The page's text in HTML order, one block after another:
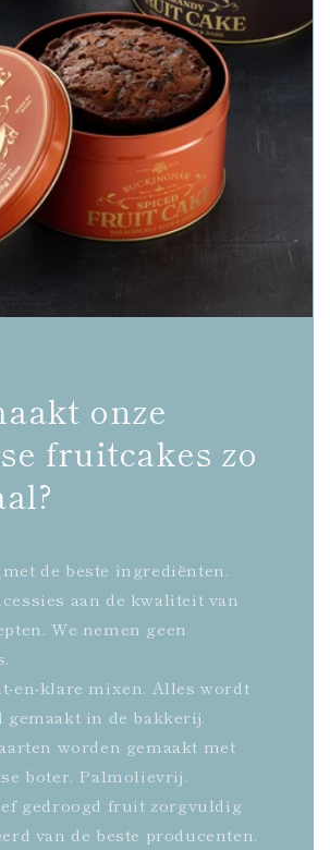
onze
fruitcakes zo
met de beste ingrediënten.
aan de kwaliteit van
We nemen geen
en-klare mixen. Alles wordt
gemaakt in de bakkerij.
worden gemaakt met
boter. Palmolievrij.
gedroogd fruit zorgvuldig
van de beste producenten.